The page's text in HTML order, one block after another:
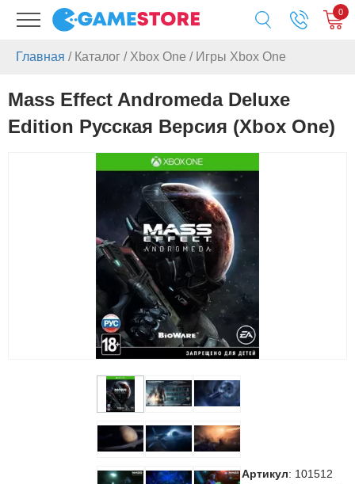
0
Главная / Каталог / Xbox One / Игры Xbox One
Mass Effect Andromeda Deluxe
Edition Русская Версия (Xbox One)
Артикул: 101512